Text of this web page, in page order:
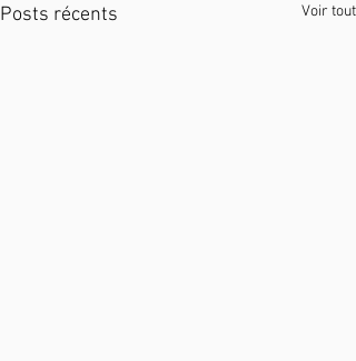
Posts récents Voir tout